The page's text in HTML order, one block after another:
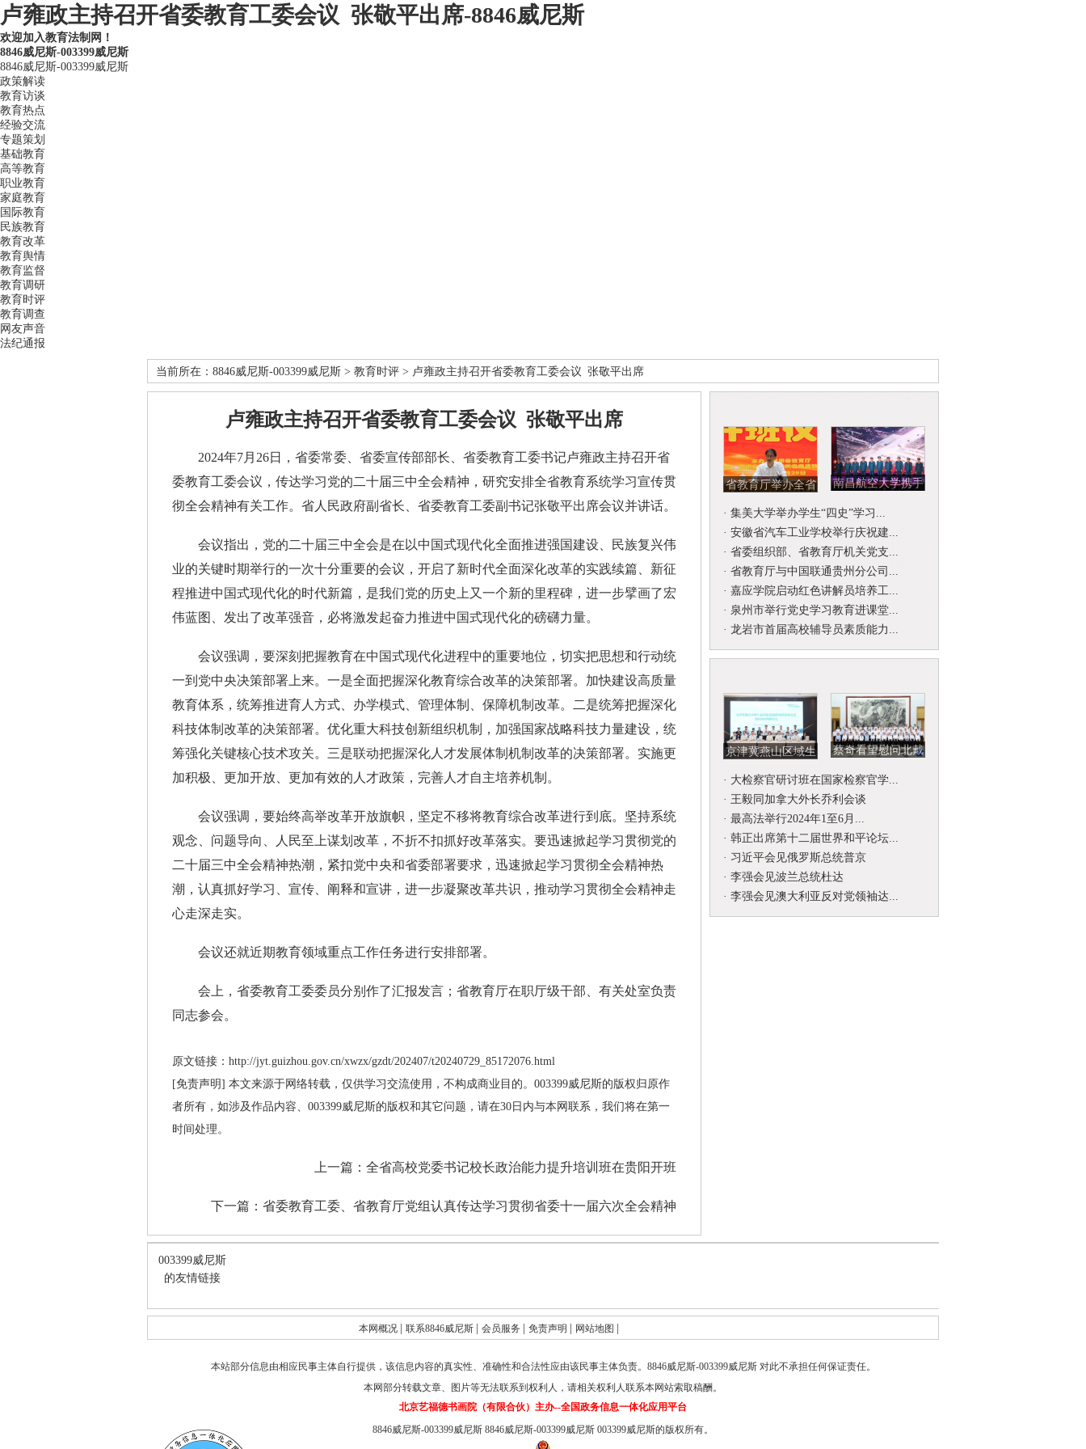
卢雍政主持召开省委教育工委会议 张敬平出席-8846威尼斯
欢迎加入教育法制网！
8846威尼斯-003399威尼斯
8846威尼斯-003399威尼斯
政策解读
教育访谈
教育热点
经验交流
专题策划
基础教育
高等教育
职业教育
家庭教育
国际教育
民族教育
教育改革
教育舆情
教育监督
教育调研
教育时评
教育调查
网友声音
法纪通报
当前所在： 8846威尼斯-003399威尼斯 > 教育时评 > 卢雍政主持召开省委教育工委会议 张敬平出席
卢雍政主持召开省委教育工委会议 张敬平出席
2024年7月26日，省委常委、省委宣传部部长、省委教育工委书记卢雍政主持召开省
委教育工委会议，传达学习党的二十届三中全会精神，研究安排全省教育系统学习宣传贯
彻全会精神有关工作。省人民政府副省长、省委教育工委副书记张敬平出席会议并讲话。
会议指出，党的二十届三中全会是在以中国式现代化全面推进强国建设、民族复兴伟
业的关键时期举行的一次十分重要的会议，开启了新时代全面深化改革的实践续篇、新征
程推进中国式现代化的时代新篇，是我们党的历史上又一个新的里程碑，进一步擘画了宏
伟蓝图、发出了改革强音，必将激发起奋力推进中国式现代化的磅礴力量。
会议强调，要深刻把握教育在中国式现代化进程中的重要地位，切实把思想和行动统
一到党中央决策部署上来。一是全面把握深化教育综合改革的决策部署。加快建设高质量
教育体系，统筹推进育人方式、办学模式、管理体制、保障机制改革。二是统筹把握深化
科技体制改革的决策部署。优化重大科技创新组织机制，加强国家战略科技力量建设，统
筹强化关键核心技术攻关。三是联动把握深化人才发展体制机制改革的决策部署。实施更
加积极、更加开放、更加有效的人才政策，完善人才自主培养机制。
会议强调，要始终高举改革开放旗帜，坚定不移将教育综合改革进行到底。坚持系统
观念、问题导向、人民至上谋划改革，不折不扣抓好改革落实。要迅速掀起学习贯彻党的
二十届三中全会精神热潮，紧扣党中央和省委部署要求，迅速掀起学习贯彻全会精神热
潮，认真抓好学习、宣传、阐释和宣讲，进一步凝聚改革共识，推动学习贯彻全会精神走
心走深走实。
会议还就近期教育领域重点工作任务进行安排部署。
会上，省委教育工委委员分别作了汇报发言；省教育厅在职厅级干部、有关处室负责
同志参会。
原文链接：http://jyt.guizhou.gov.cn/xwzx/gzdt/202407/t20240729_85172076.html
[免责声明] 本文来源于网络转载，仅供学习交流使用，不构成商业目的。003399威尼斯的版权归原作
者所有，如涉及作品内容、003399威尼斯的版权和其它问题，请在30日内与本网联系，我们将在第一
时间处理。
上一篇： 全省高校党委书记校长政治能力提升培训班在贵阳开班
下一篇： 省委教育工委、省教育厅党组认真传达学习贯彻省委十一届六次全会精神
省教育厅举办全省
（园）长工作...
南昌航空大学携手
合唱团举...
· 集美大学举办学生“四史”学习...
· 安徽省汽车工业学校举行庆祝建...
· 省委组织部、省教育厅机关党支...
· 省教育厅与中国联通贵州分公司...
· 嘉应学院启动红色讲解员培养工...
· 泉州市举行党史学习教育进课堂...
· 龙岩市首届高校辅导员素质能力...
京津冀燕山区域生
作联席会...
蔡奇看望慰问北戴
· 大检察官研讨班在国家检察官学...
· 王毅同加拿大外长乔利会谈
· 最高法举行2024年1至6月...
· 韩正出席第十二届世界和平论坛...
· 习近平会见俄罗斯总统普京
· 李强会见波兰总统杜达
· 李强会见澳大利亚反对党领袖达...
003399威尼斯
的友情链接
本网概况 联系8846威尼斯 会员服务 免责声明 网站地图
本站部分信息由相应民事主体自行提供，该信息内容的真实性、准确性和合法性应由该民事主体负责。 8846威尼斯-003399威尼斯对此不承担任何保证责任。
本网部分转载文章、图片等无法联系到权利人，请相关权利人联系本网站索取稿酬。
北京艺福德书画院（有限合伙）主办--全国政务信息一体化应用平台
8846威尼斯-003399威尼斯 8846威尼斯-003399威尼斯 003399威尼斯的版权所有。